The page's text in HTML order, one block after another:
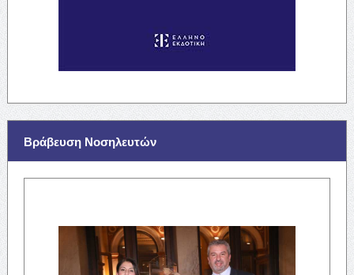
Βράβευση Νοσηλευτών